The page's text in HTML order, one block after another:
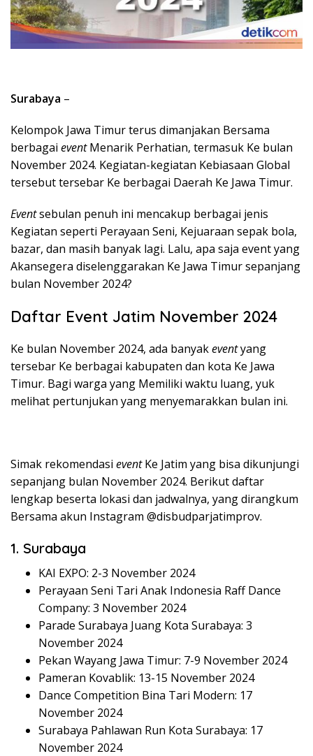
Surabaya –
Kelompok Jawa Timur terus dimanjakan Bersama
berbagai eventMenarik Perhatian, termasuk Ke bulan
November 2024. Kegiatan-kegiatan Kebiasaan Global
tersebut tersebar Ke berbagai Daerah Ke Jawa Timur.
Eventsebulan penuh ini mencakup berbagai jenis
Kegiatan seperti Perayaan Seni, Kejuaraan sepak bola,
bazar, dan masih banyak lagi. Lalu, apa saja event yang
Akansegera diselenggarakan Ke Jawa Timur sepanjang
bulan November 2024?
Daftar Event Jatim November 2024
Ke bulan November 2024, ada banyakeventyang
tersebar Ke berbagai kabupaten dan kota Ke Jawa
Timur. Bagi warga yang Memiliki waktu luang, yuk
melihat pertunjukan yang menyemarakkan bulan ini.
Simak rekomendasi eventKe Jatim yang bisa dikunjungi
sepanjang bulan November 2024. Berikut daftar
lengkap beserta lokasi dan jadwalnya, yang dirangkum
Bersama akun Instagram @disbudparjatimprov.
1. Surabaya
ΚΑΙ ΕΧΡΟ: 2-3 November 2024
Perayaan Seni Tari Anak Indonesia Raff Dance
Company: 3 November 2024
Parade Surabaya Juang Kota Surabaya: 3
November 2024
Pekan Wayang Jawa Timur: 7-9 November 2024
Pameran Kovablik: 13-15 November 2024
Dance Competition Bina Tari Modern: 17
November 2024
Surabaya Pahlawan Run Kota Surabaya: 17
November 2024